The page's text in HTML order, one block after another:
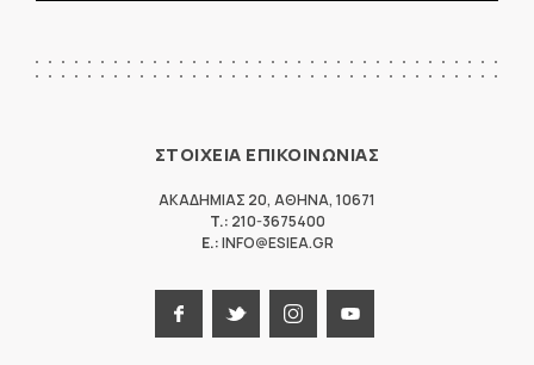
ΣΤΟΙΧΕΙΑ ΕΠΙΚΟΙΝΩΝΙΑΣ
ΑΚΑΔΗΜΙΑΣ 20, ΑΘΗΝΑ, 10671
T.: 210-3675400
E.:INFO@ESIEA.GR